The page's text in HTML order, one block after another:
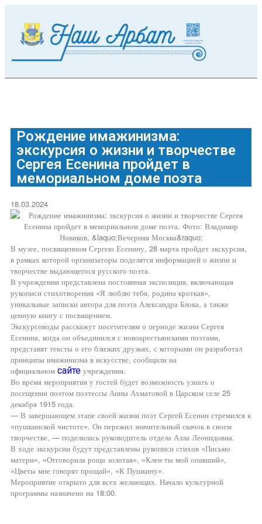
Рождение имажинизма:
экскурсия о жизни и творчестве
Сергея Есенина пройдет в
мемориальном доме поэта
18.03.2024
В музее, посвященном Сергею Есенину, 28 марта пройдет экскурсия,
в рамках которой организаторы поделятся информацией о жизни и
творчестве выдающегося русского поэта.
В учреждении представлена постоянная экспозиция, включающая
рукописи стихотворения «Я люблю тебя, родина кроткая»,
уникальные записки автора для поэта Александра Блока, а также
ценную книгу с посвящением.
Экскурсоводы расскажут посетителям о периоде жизни Сергея
Есенина, когда он объединился с новокрестьянскими поэтами,
представят тексты о его близких друзьях, с которыми он разработал
принципы имажинизма в искусстве, сообщили на
официальном сайте учреждения.
Во время мероприятия у гостей будет возможность узнать о
посещении поэтом поэтессы Анны Ахматовой в Царском селе 25
декабря 1915 года.
— В завершающем этапе своей жизни поэт Сергей Есенин стремился к
«пушкинской чистоте». Он пережил значительный скачок в своем
творчестве, — поделилась руководитель отдела Алла Леонидовна.
В ходе экскурсии будут представлены рукописи стихов «Письмо
матери», «Отговорила роща золотая», «Клен ты мой опавший»,
«Цветы мне говорят прощай», «К Пушкину».
Мероприятие открыто для всех желающих. Начало культурной
программы назначено на 18:00.